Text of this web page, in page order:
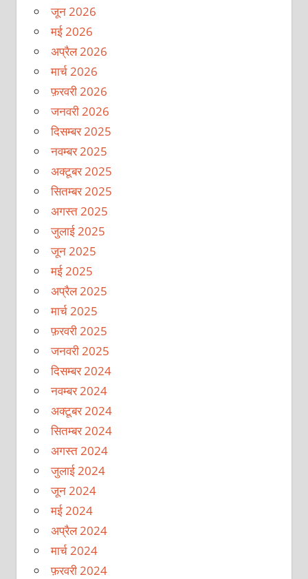
जून 2026
मई 2026
अप्रैल 2026
मार्च 2026
फ़रवरी 2026
जनवरी 2026
दिसम्बर 2025
नवम्बर 2025
अक्टूबर 2025
सितम्बर 2025
अगस्त 2025
जुलाई 2025
जून 2025
मई 2025
अप्रैल 2025
मार्च 2025
फ़रवरी 2025
जनवरी 2025
दिसम्बर 2024
नवम्बर 2024
अक्टूबर 2024
सितम्बर 2024
अगस्त 2024
जुलाई 2024
जून 2024
मई 2024
अप्रैल 2024
मार्च 2024
फ़रवरी 2024